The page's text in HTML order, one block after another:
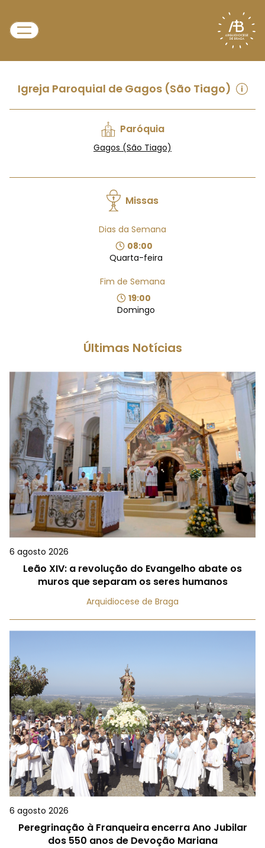
Igreja Paroquial de Gagos (São Tiago)
Paróquia
Gagos (São Tiago)
Missas
Dias da Semana
08:00
Quarta-feira
Fim de Semana
19:00
Domingo
Últimas Notícias
6 agosto 2026
Leão XIV: a revolução do Evangelho abate os
muros que separam os seres humanos
Arquidiocese de Braga
6 agosto 2026
Peregrinação à Franqueira encerra Ano Jubilar
dos 550 anos de Devoção Mariana